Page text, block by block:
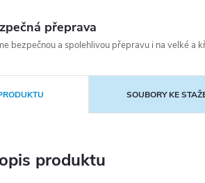
přeprava
bezpečnou a spolehlivou přepravu i na velké a
SOUBORY KE
produktu